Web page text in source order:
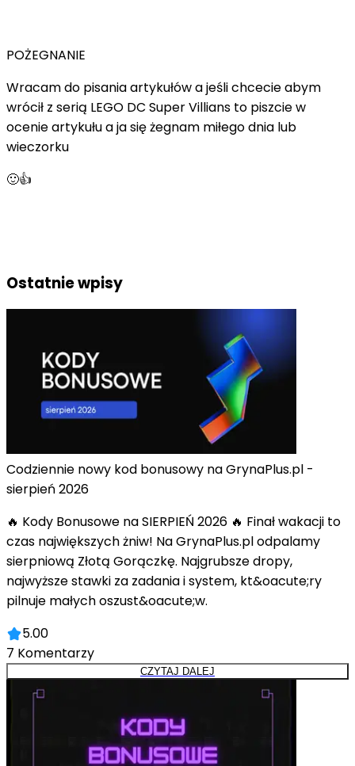
POŻEGNANIE
Wracam do pisania artykułów a jeśli chcecie abym
wrócił z serią LEGO DC Super Villians to piszcie w
ocenie artykułu a ja się żegnam miłego dnia lub
wieczorku
🙂👍
Ostatnie wpisy
Codziennie nowy kod bonusowy na GrynaPlus.pl -
sierpień 2026
🔥 Kody Bonusowe na SIERPIEŃ 2026 🔥 Finał wakacji to
czas największych żniw! Na GrynaPlus.pl odpalamy
sierpniową Złotą Gorączkę. Najgrubsze dropy,
najwyższe stawki za zadania i system, kt&oacute;ry
pilnuje małych oszust&oacute;w.
5.00
7 Komentarzy
CZYTAJ DALEJ